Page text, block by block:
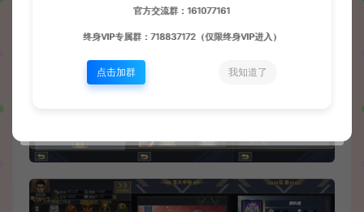
官方交流群：161077161
终身VIP专属群：718837172（仅限终身VIP进入）
点击加群 我知道了